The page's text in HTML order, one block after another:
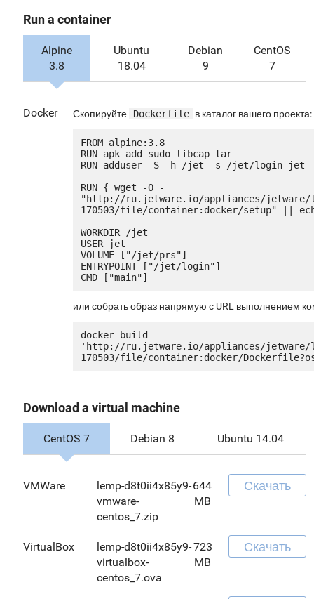
Run a container
Alpine
3.8
Ubuntu
18.04
Debian
9
CentOS
7
Docker Скопируйте Dockerfile в каталог вашего проекта:
FROM alpine:3.8
RUN apk add sudo libcap tar
RUN adduser -S -h /jet -s /jet/login jet
RUN { wget -O -
"http://ru.jetware.io/appliances/jetware/
170503/file/container:docker/setup" ||
WORKDIR /jet
USER jet
VOLUME ["/jet/prs"]
ENTRYPOINT ["/jet/login"]
или собрать образ напрямую с URL выполнением
docker build
'http://ru.jetware.io/appliances/jetware/
Download a virtual machine
CentOS 7 Debian 8 Ubuntu 14.04
VMWare
lemp-d8t0ii4x85y9-
vmware-
centos_7.zip
644
MB
Скачать
VirtualBox
lemp-d8t0ii4x85y9-
virtualbox-
centos_7.ova
723
MB
Скачать